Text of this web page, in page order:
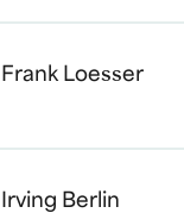
Frank Loesser
Irving Berlin